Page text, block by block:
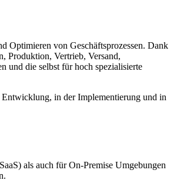
Optimieren von Geschäftsprozessen. Dank
Produktion, Vertrieb, Versand,
und die selbst für hoch spezialisierte
in der Implementierung und in
als auch für On-Premise Umgebungen